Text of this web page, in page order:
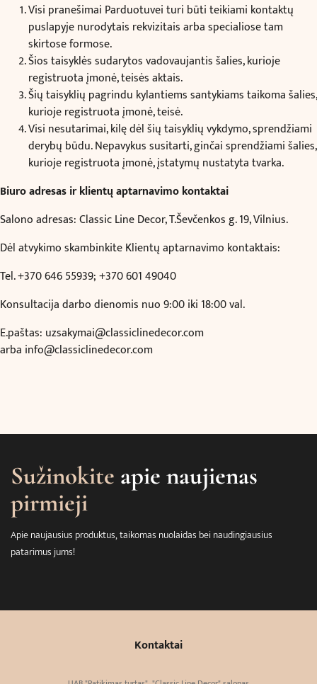
Visi pranešimai Parduotuvei turi būti teikiami kontaktų
puslapyje nurodytais rekvizitais arba specialiose tam
skirtose formose.
Šios taisyklės sudarytos vadovaujantis šalies, kurioje
registruota įmonė, teisės aktais.
Šių taisyklių pagrindu kylantiems santykiams taikoma šalies,
kurioje registruota įmonė, teisė.
Visi nesutarimai, kilę dėl šių taisyklių vykdymo, sprendžiami
derybų būdu. Nepavykus susitarti, ginčai sprendžiami šalies,
kurioje registruota įmonė, įstatymų nustatyta tvarka.
Biuro adresas ir klientų aptarnavimo kontaktai
Salono adresas: Classic Line Decor, T.Ševčenkos g. 19, Vilnius.
Dėl atvykimo skambinkite Klientų aptarnavimo kontaktais:
Tel. +370 646 55939; +370 601 49040
Konsultacija darbo dienomis nuo 9:00 iki 18:00 val.
E.paštas: uzsakymai@classiclinedecor.com
arba info@classiclinedecor.com
Sužinokite apie naujienas
pirmieji
Apie naujausius produktus, taikomas nuolaidas bei naudingiausius
patarimus jums!
Kontaktai